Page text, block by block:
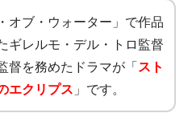
オブ・ウォーター」で作品
ギレルモ・デル・トロ監督
督を務めたドラマが「スト
エクリプス 」です。